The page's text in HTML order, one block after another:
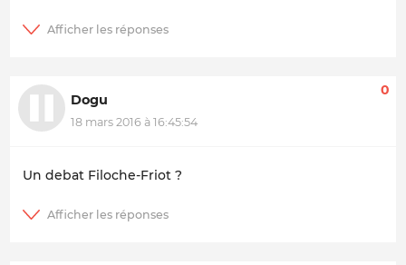
Dogu
18 mars 2016 à 16:45:54
0
Un debat Filoche-Friot ?